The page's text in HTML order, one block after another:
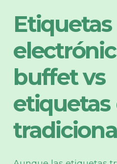
Etiquetas
buffet vs
etiquetas